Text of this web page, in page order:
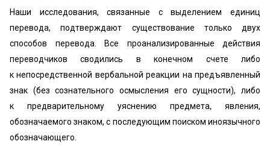
Наши исследования, связанные с выделением единиц
перевода, подтверждают существование только двух
способов перевода. Все проанализированные действия
переводчиков сводились в конечном счете либо
к непосредственной вербальной реакции на предъявленный
знак (без сознательного осмысления его сущности), либо
к предварительному уяснению предмета, явления,
обозначаемого знаком, с последующим поиском иноязычного
обозначающего.